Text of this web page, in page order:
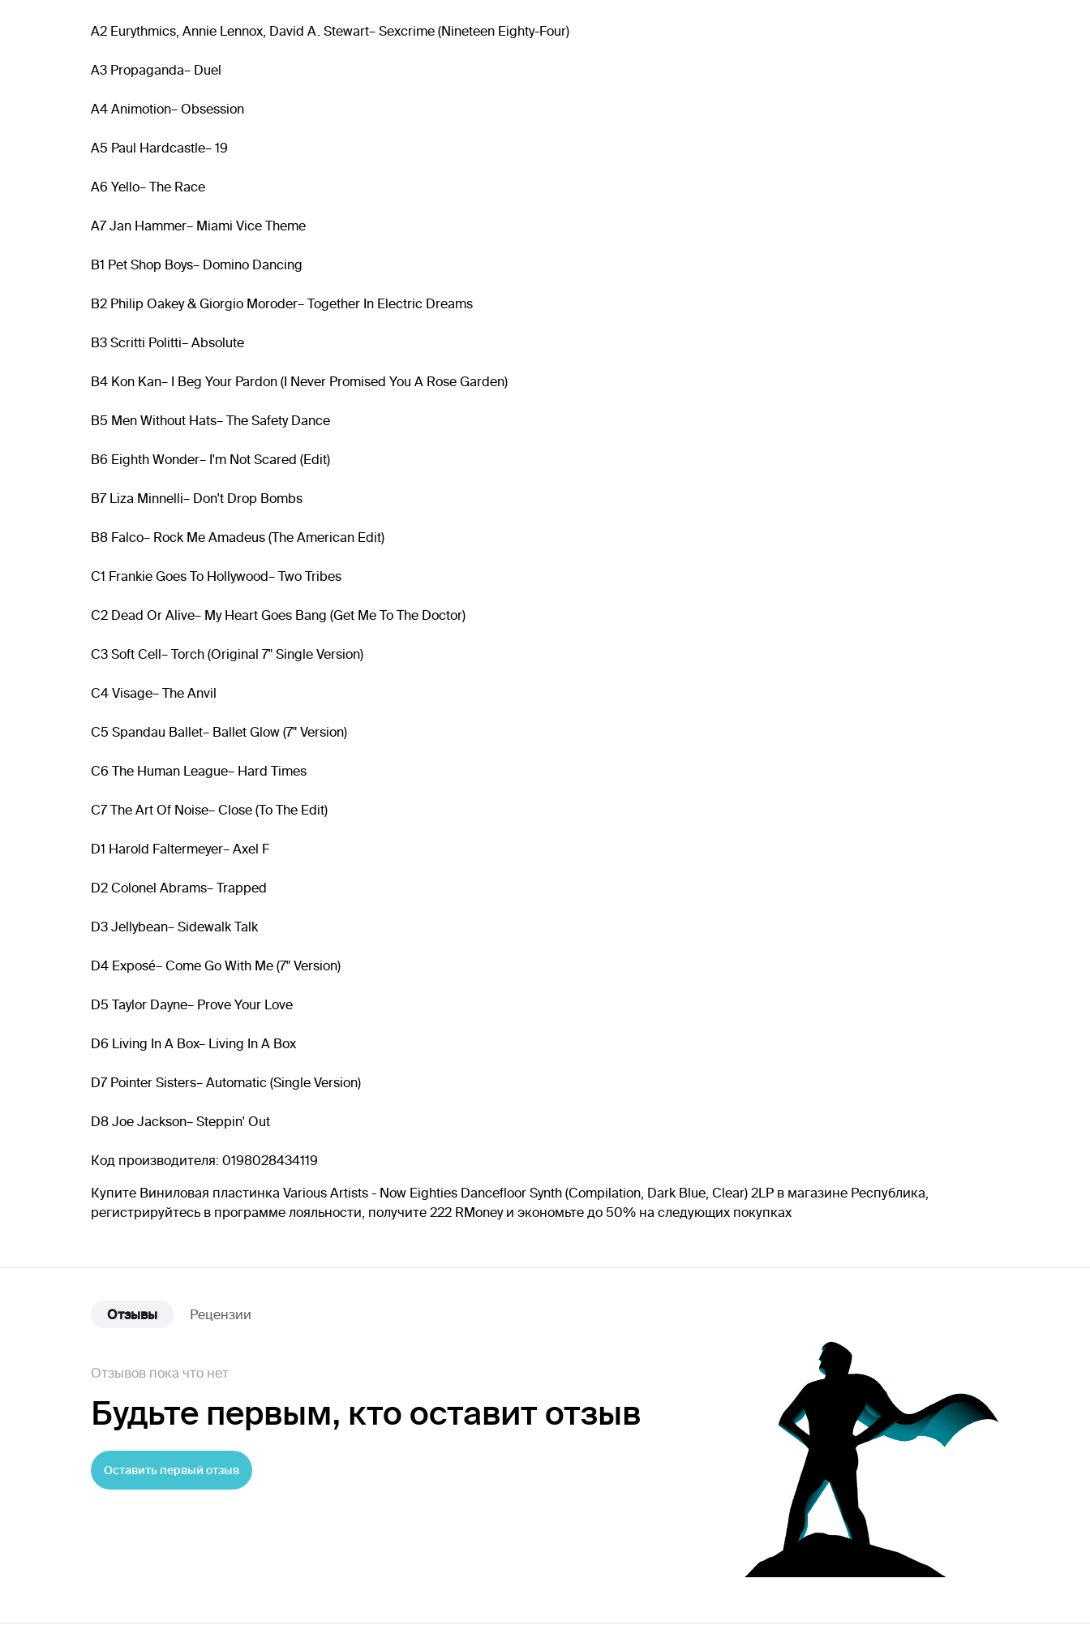
A2 Eurythmics, Annie Lennox, David A. Stewart– Sexcrime (Nineteen Eighty-Four)
A3 Propaganda– Duel
A4 Animotion– Obsession
A5 Paul Hardcastle– 19
A6 Yello– The Race
A7 Jan Hammer– Miami Vice Theme
B1 Pet Shop Boys– Domino Dancing
B2 Philip Oakey & Giorgio Moroder– Together In Electric Dreams
B3 Scritti Politti– Absolute
B4 Kon Kan– I Beg Your Pardon (I Never Promised You A Rose Garden)
B5 Men Without Hats– The Safety Dance
B6 Eighth Wonder– I'm Not Scared (Edit)
B7 Liza Minnelli– Don't Drop Bombs
B8 Falco– Rock Me Amadeus (The American Edit)
C1 Frankie Goes To Hollywood– Two Tribes
C2 Dead Or Alive– My Heart Goes Bang (Get Me To The Doctor)
C3 Soft Cell– Torch (Original 7" Single Version)
C4 Visage– The Anvil
C5 Spandau Ballet– Ballet Glow (7" Version)
C6 The Human League– Hard Times
C7 The Art Of Noise– Close (To The Edit)
D1 Harold Faltermeyer– Axel F
D2 Colonel Abrams– Trapped
D3 Jellybean– Sidewalk Talk
D4 Exposé– Come Go With Me (7" Version)
D5 Taylor Dayne– Prove Your Love
D6 Living In A Box– Living In A Box
D7 Pointer Sisters– Automatic (Single Version)
D8 Joe Jackson– Steppin' Out
Код производителя: 0198028434119
Купите Виниловая пластинка Various Artists - Now Eighties Dancefloor Synth (Compilation, Dark Blue, Clear) 2LP в магазине Республика,
регистрируйтесь в программе лояльности, получите 222 RMoney и экономьте до 50% на следующих покупках
Отзывы Рецензии
Отзывов пока что нет
Будьте первым, кто оставит отзыв
Оставить первый отзыв